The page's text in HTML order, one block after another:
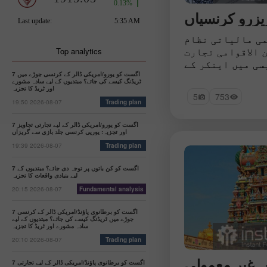
میں ڈیوائس کی
زندگی کو آسان
بناتی ہے۔
مالیاتی نظام
الاقوامی تجارت
میں اینکر کے
سرحد پار
کے ذخائر کے
کی پشت پناہی
تر آزادانہ طور
والے اور وسیع
ہیں۔ آئیے
پر ایک نظر
ڈالتے ہیں۔
753
5
Top analytics
7 اگست کو یورو/امریکی ڈالر کے کرنسی جوڑے میں
ٹریڈنگ کیسے کی جائے؟ مبتدیوں کے لیے سادہ مشورے
اور ٹریڈ کا تجزیہ
19:50 2026-08-07
Trading plan
7 اگست کو یورو/امریکی ڈالر کے لیے تجارتی تجاویز
اور تجزیہ: یورپی کرنسی جلد بازی سے گریزاں
19:39 2026-08-07
Trading plan
7 اگست کو کن باتوں پر توجہ دی جائے؟ مبتدیوں کے
لیے بنیادی واقعات کا تجزیہ
20:15 2026-08-07
Fundamental analysis
7 اگست کو برطانوی پاؤنڈ/امریکی ڈالر کے کرنسی
جوڑے میں ٹریڈنگ کیسے کی جائے؟ مبتدیوں کے لیے
سادہ مشورے اور ٹریڈ کا تجزیہ
20:10 2026-08-07
Trading plan
7 اگست کو برطانوی پاؤنڈ/امریکی ڈالر کے لیے تجارتی